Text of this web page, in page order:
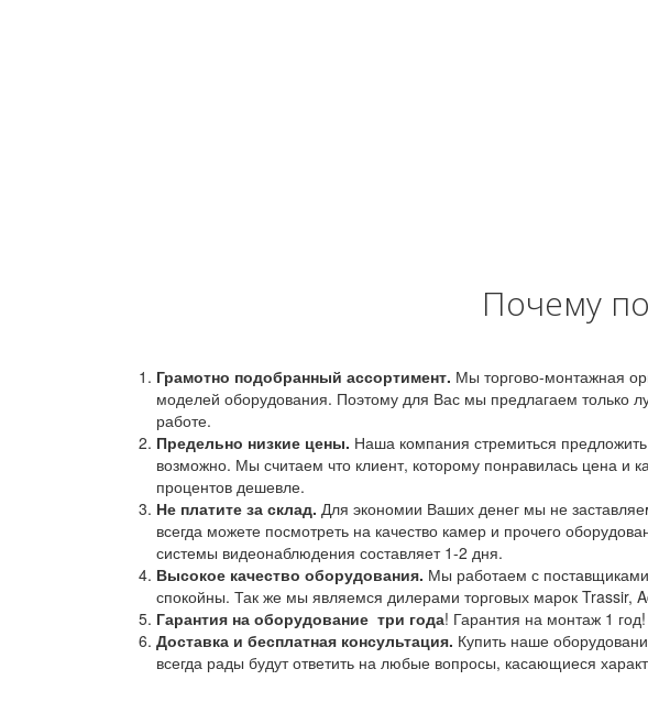
Почему
Грамотно подобранный ассортимент. Мы торгово-монтажная
моделей оборудования. Поэтому для Вас мы предлагаем только
работе.
Предельно низкие цены. Наша компания стремиться
возможно. Мы считаем что клиент, которому понравилась цена и
процентов дешевле.
Не платите за склад. Для экономии Ваших денег мы не
всегда можете посмотреть на качество камер и прочего
системы видеонаблюдения составляет 1-2 дня.
Высокое качество оборудования. Мы работаем с
спокойны. Так же мы являемся дилерами торговых марок Trassir,
Гарантия на оборудование три года! Гарантия на монтаж 1 год!
Доставка и бесплатная консультация. Купить наше
всегда рады будут ответить на любые вопросы, касающиеся